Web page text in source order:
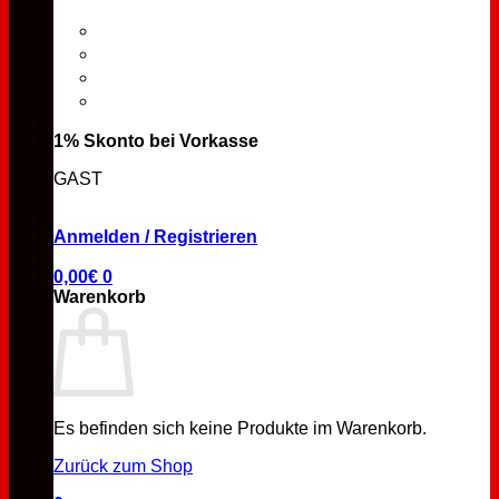
1% Skonto bei Vorkasse
GAST
Anmelden / Registrieren
0,00€ 0
Warenkorb
Es befinden sich keine Produkte im Warenkorb.
Zurück zum Shop